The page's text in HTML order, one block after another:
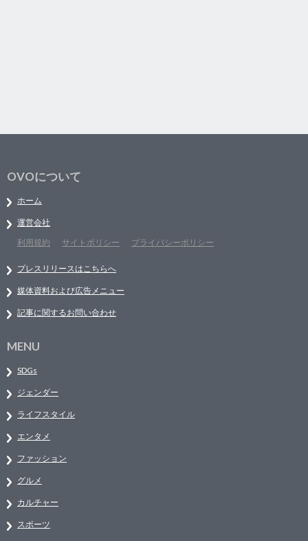
OVOについて
ホーム
運営会社
利用規約
サイトポリシー プライバシーポリシー
プレスリリースはこちらへ
媒体資料および広告メニュー
記事に関するお問い合わせ
MENU
SDGs
ジェンダー
ライフスタイル
エンタメ
ファッション
グルメ
カルチャー
スポーツ